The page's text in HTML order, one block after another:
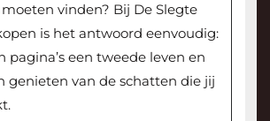
vinden? Bij De Slegte
is het antwoord eenvoudig:
pagina’s een tweede leven en
genieten van de schatten die jij